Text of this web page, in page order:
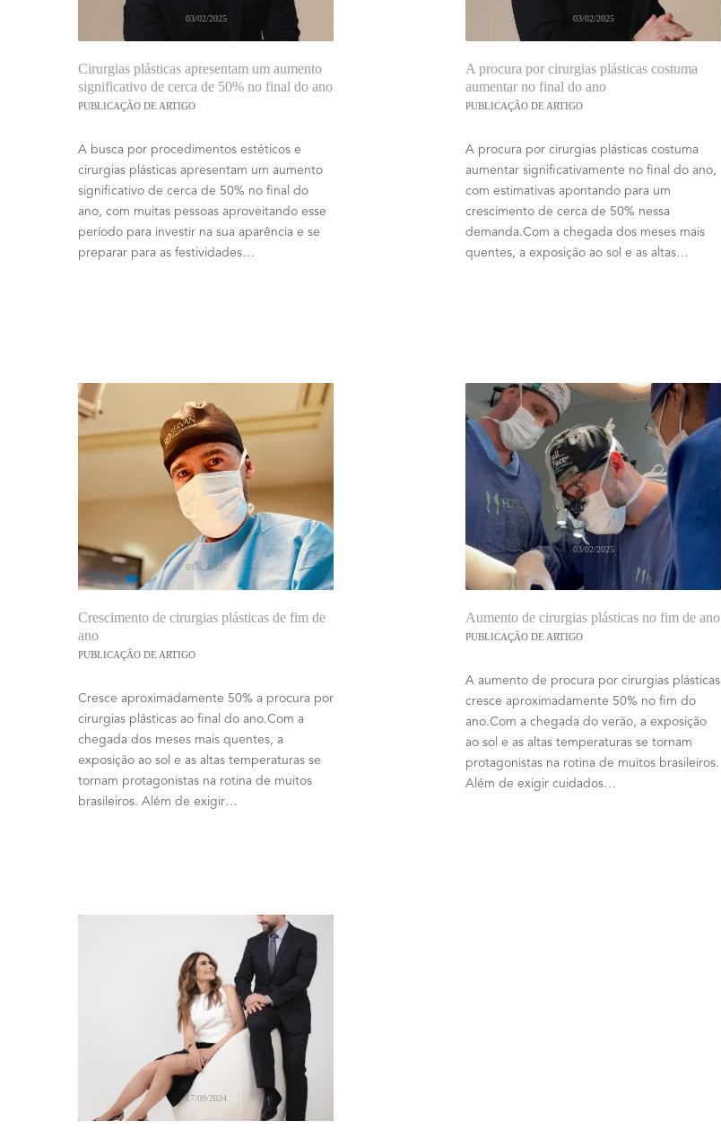
Cirurgias plásticas apresentam um aumento
significativo de cerca de 50% no final do ano
PUBLICAÇÃO DE ARTIGO
A busca por procedimentos estéticos e
cirurgias plásticas apresentam um aumento
significativo de cerca de 50% no final do
ano, com muitas pessoas aproveitando esse
período para investir na sua aparência e se
preparar para as festividades…
03/02/2025
A procura por cirurgias plásticas costuma
aumentar no final do ano
PUBLICAÇÃO DE ARTIGO
A procura por cirurgias plásticas costuma
aumentar significativamente no final do ano,
com estimativas apontando para um
crescimento de cerca de 50% nessa
demanda.Com a chegada dos meses mais
quentes, a exposição ao sol e as altas…
03/02/2025
Crescimento de cirurgias plásticas de fim de
ano
PUBLICAÇÃO DE ARTIGO
Cresce aproximadamente 50% a procura por
cirurgias plásticas ao final do ano.Com a
chegada dos meses mais quentes, a
exposição ao sol e as altas temperaturas se
tornam protagonistas na rotina de muitos
brasileiros. Além de exigir…
03/02/2025
Aumento de cirurgias plásticas no fim de ano
PUBLICAÇÃO DE ARTIGO
A aumento de procura por cirurgias plásticas
cresce aproximadamente 50% no fim do
ano.Com a chegada do verão, a exposição
ao sol e as altas temperaturas se tornam
protagonistas na rotina de muitos brasileiros.
Além de exigir cuidados…
03/02/2025
17/09/2024